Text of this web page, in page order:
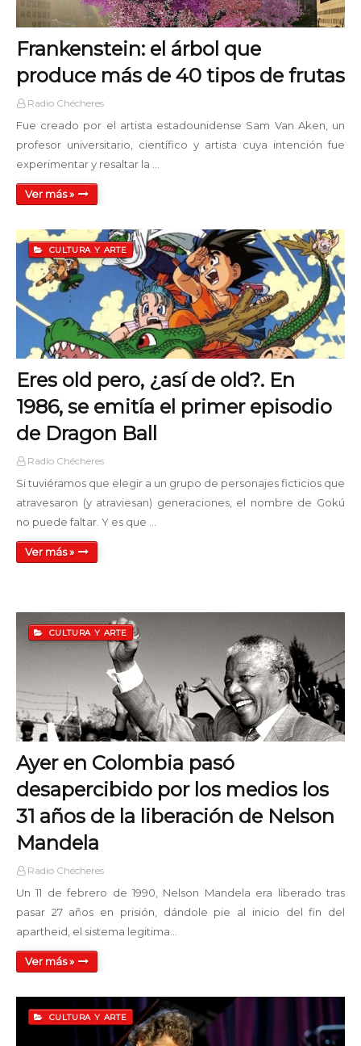
Frankenstein: el árbol que
produce más de 40 tipos de frutas
Radio Chécheres
Fue creado por el artista estadounidense Sam Van Aken, un
profesor universitario, científico y artista cuya intención fue
experimentar y resaltar la …
Ver más »
CULTURA Y ARTE
Eres old pero, ¿así de old?. En
1986, se emitía el primer episodio
de Dragon Ball
Radio Chécheres
Si tuviéramos que elegir a un grupo de personajes ficticios que
atravesaron (y atraviesan) generaciones, el nombre de Gokú
no puede faltar. Y es que …
Ver más »
CULTURA Y ARTE
Ayer en Colombia pasó
desapercibido por los medios los
31 años de la liberación de Nelson
Mandela
Radio Chécheres
Un 11 de febrero de 1990, Nelson Mandela era liberado tras
pasar 27 años en prisión, dándole pie al inicio del fin del
apartheid, el sistema legitima…
Ver más »
CULTURA Y ARTE